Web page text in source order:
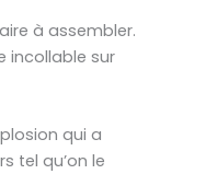
à assembler.
incollable sur
qui a
tel qu’on le